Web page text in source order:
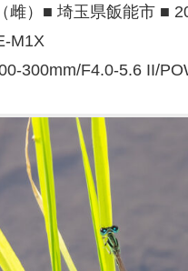
雌）■ 埼玉県飯能市 ■
M1X
300mm/F4.0-5.6 II/